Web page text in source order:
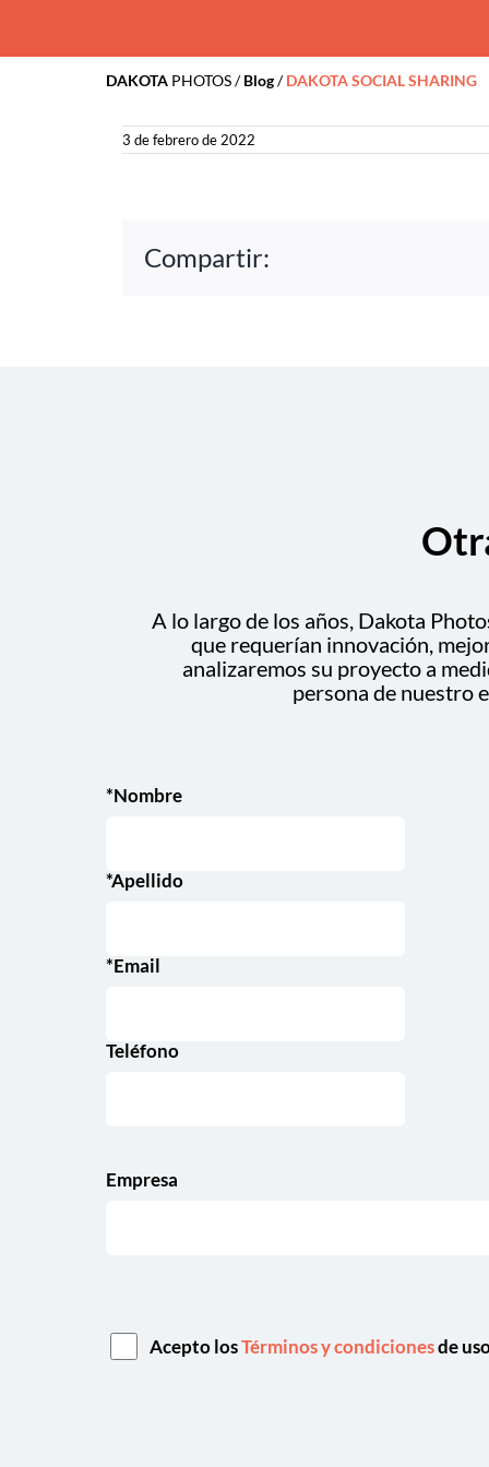
DAKOTA PHOTOS/Blog/DAKOTA SOCIAL SHARING
3 de febrero de 2022
Compartir:
A lo largo de los años, Dakota
que requerían innovación,
analizaremos su proyecto a
persona de nuestro
*Nombre
*Apellido
*Email
Teléfono
Empresa
Acepto losTérminos y condicionesde